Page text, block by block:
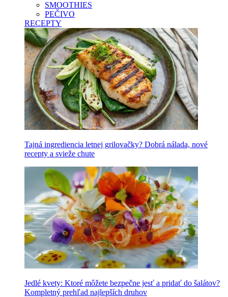
SMOOTHIES
PEČIVO
RECEPTY
Tajná ingrediencia letnej grilovačky? Dobrá nálada, nové
recepty a svieže chute
Jedlé kvety: Ktoré môžete bezpečne jesť a pridať do šalátov?
Kompletný prehľad najlepších druhov